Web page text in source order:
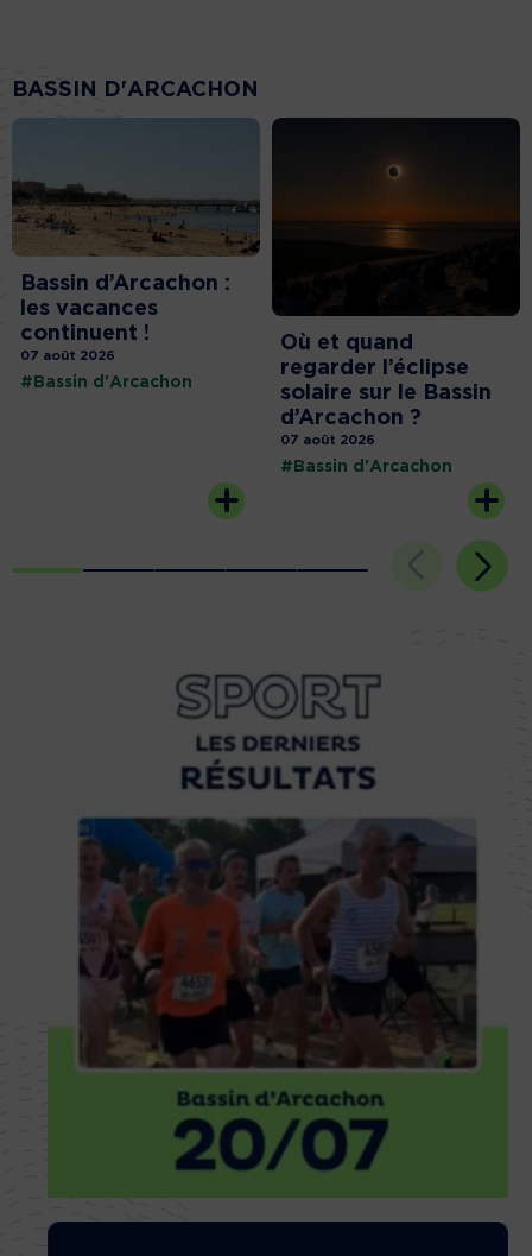
BASSIN D'ARCACHON
Bassin d’Arcachon :
les vacances
continuent !
07 août 2026
#Bassin d'Arcachon
Où et quand
regarder l’éclipse
solaire sur le Bassin
d’Arcachon ?
07 août 2026
#Bassin d'Arcachon